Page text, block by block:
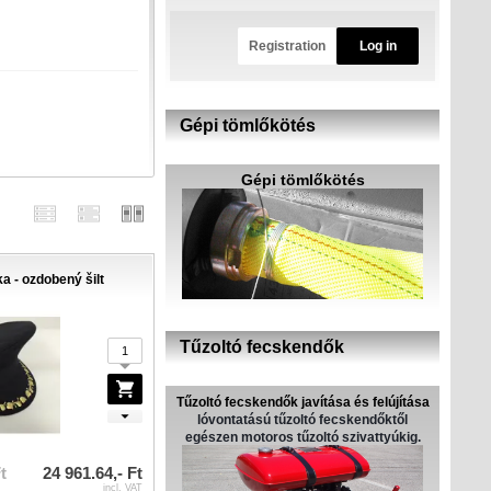
Registration Log in
Gépi tömlőkötés
Gépi tömlőkötés
Tűzoltó fecskendők
Tűzoltó fecskendők javítása és felújítása
lóvontatású tűzoltó fecskendőktől
egészen motoros tűzoltó szivattyúkig.
- ozdobený šilt
24 961.64,- Ft
incl. VAT